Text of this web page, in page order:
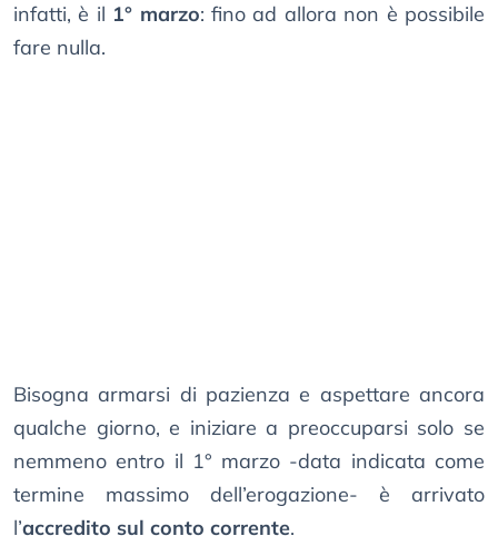
infatti, è il 1° marzo: fino ad allora non è possibile
fare nulla.
Bisogna armarsi di pazienza e aspettare ancora
qualche giorno, e iniziare a preoccuparsi solo se
nemmeno entro il 1° marzo -data indicata come
termine massimo dell’erogazione- è arrivato
l’accredito sul conto corrente.